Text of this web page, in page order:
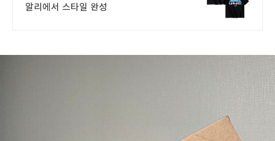
알리에서 스타일 완성